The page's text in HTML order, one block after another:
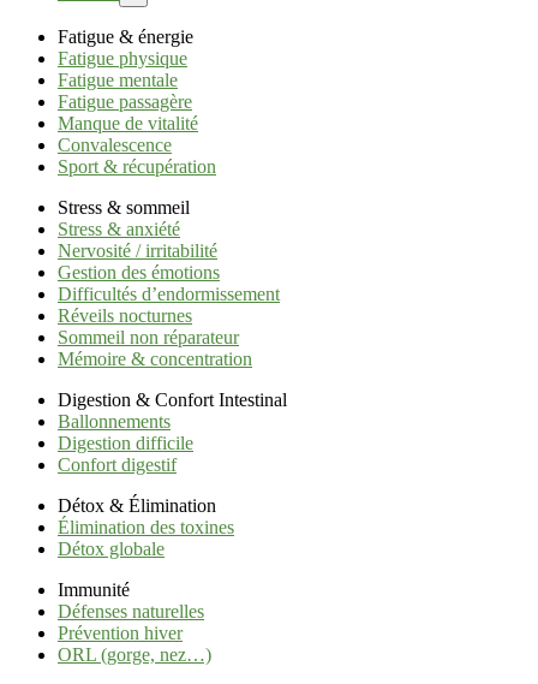
Fatigue & énergie
Fatigue physique
Fatigue mentale
Fatigue passagère
Manque de vitalité
Convalescence
Sport & récupération
Stress & sommeil
Stress & anxiété
Nervosité / irritabilité
Gestion des émotions
Difficultés d’endormissement
Réveils nocturnes
Sommeil non réparateur
Mémoire & concentration
Digestion & Confort Intestinal
Ballonnements
Digestion difficile
Confort digestif
Détox & Élimination
Élimination des toxines
Détox globale
Immunité
Défenses naturelles
Prévention hiver
ORL (gorge, nez…)